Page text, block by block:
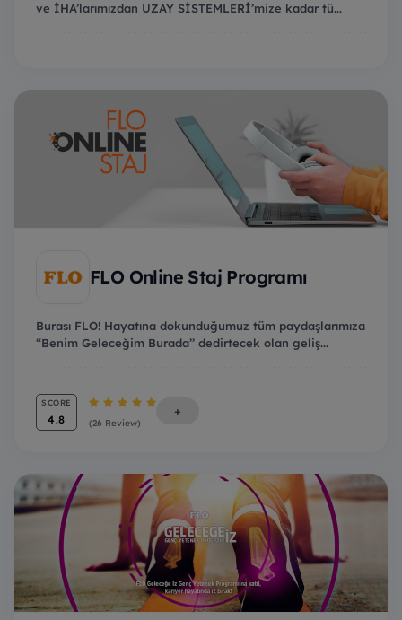
ve İHA’larımızdan UZAY SİSTEMLERİ’mize kadar tü...
FLO Online Staj Programı
Burası FLO! Hayatına dokunduğumuz tüm paydaşlarımıza
“Benim Geleceğim Burada’’ dedirtecek olan geliş...
SCORE
4.8 (26 Review)
+